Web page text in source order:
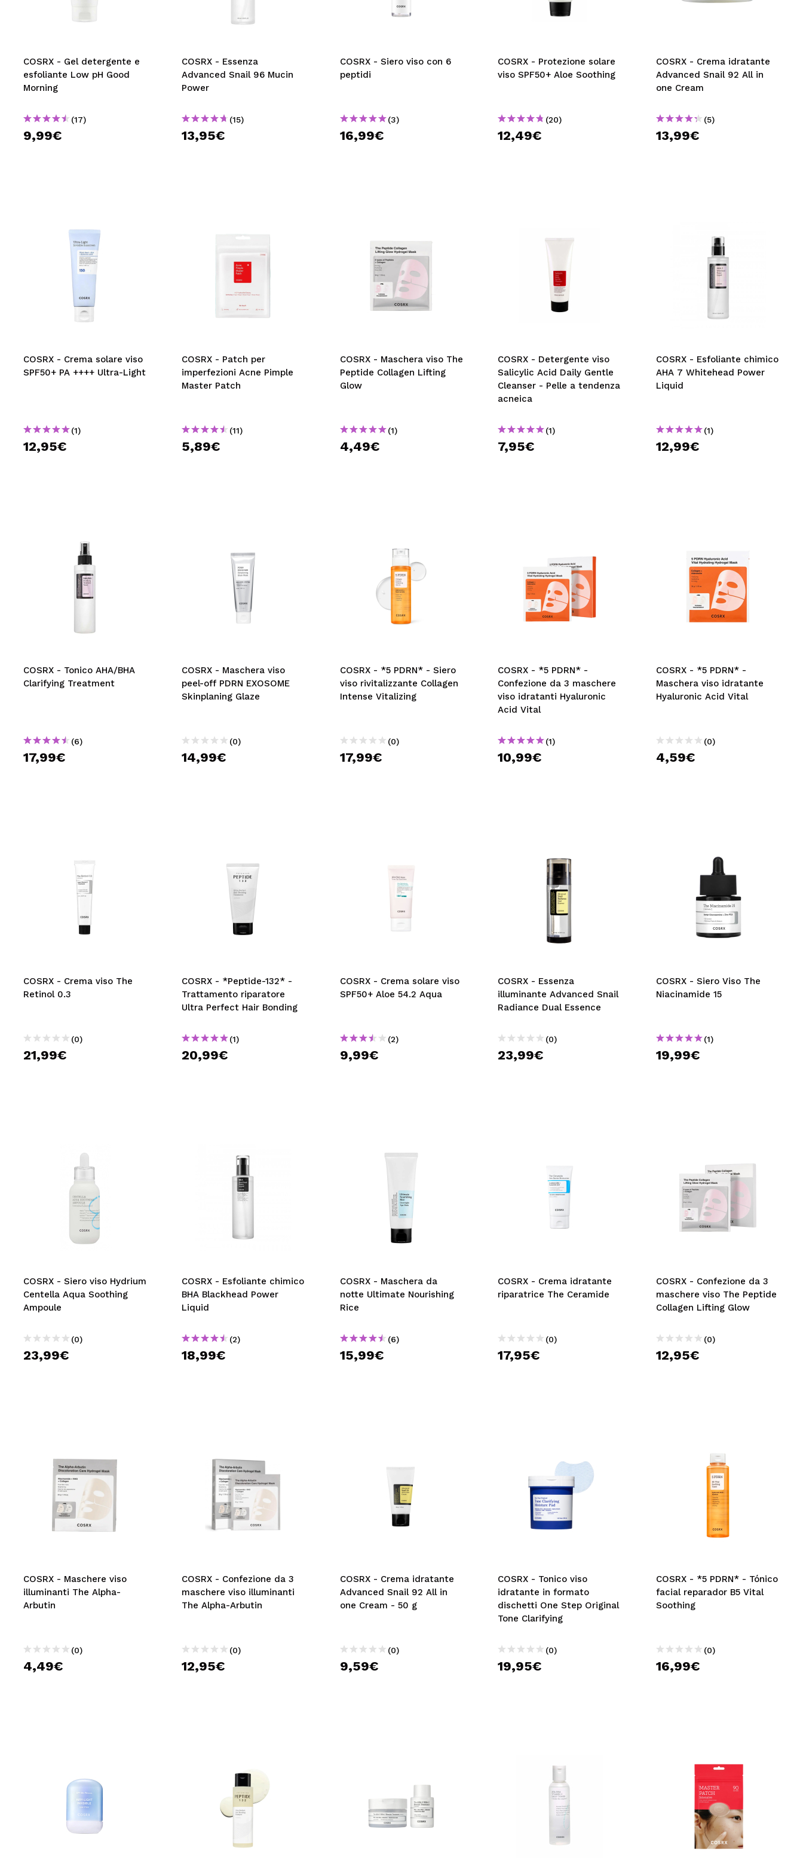
TRAVEL SIZE
NATURE
SPECIALE
COSRX - Gel detergente e
esfoliante Low pH Good
Morning
(17)
9,99€
COSRX - Essenza
Advanced Snail 96 Mucin
Power
(15)
13,95€
COSRX - Siero viso con 6
peptidi
(3)
16,99€
COSRX - Protezione solare
viso SPF50+ Aloe Soothing
(20)
12,49€
COSRX - Crema idratante
Advanced Snail 92 All in
one Cream
(5)
13,99€
COSRX - Crema solare viso
SPF50+ PA ++++ Ultra-Light
(1)
12,95€
COSRX - Patch per
imperfezioni Acne Pimple
Master Patch
(11)
5,89€
COSRX - Maschera viso The
Peptide Collagen Lifting
Glow
(1)
4,49€
COSRX - Detergente viso
Salicylic Acid Daily Gentle
Cleanser - Pelle a tendenza
acneica
(1)
7,95€
COSRX - Esfoliante chimico
AHA 7 Whitehead Power
Liquid
(1)
12,99€
COSRX - Tonico AHA/BHA
Clarifying Treatment
(6)
17,99€
COSRX - Maschera viso
peel-off PDRN EXOSOME
Skinplaning Glaze
(0)
14,99€
COSRX - *5 PDRN* - Siero
viso rivitalizzante Collagen
Intense Vitalizing
(0)
17,99€
COSRX - *5 PDRN* -
Confezione da 3 maschere
viso idratanti Hyaluronic
Acid Vital
(1)
10,99€
COSRX - *5 PDRN* -
Maschera viso idratante
Hyaluronic Acid Vital
(0)
4,59€
COSRX - Crema viso The
Retinol 0.3
(0)
21,99€
COSRX - *Peptide-132* -
Trattamento riparatore
Ultra Perfect Hair Bonding
(1)
20,99€
COSRX - Crema solare viso
SPF50+ Aloe 54.2 Aqua
(2)
9,99€
COSRX - Essenza
illuminante Advanced Snail
Radiance Dual Essence
(0)
23,99€
COSRX - Siero Viso The
Niacinamide 15
(1)
19,99€
COSRX - Siero viso Hydrium
Centella Aqua Soothing
Ampoule
(0)
23,99€
COSRX - Esfoliante chimico
BHA Blackhead Power
Liquid
(2)
18,99€
COSRX - Maschera da
notte Ultimate Nourishing
Rice
(6)
15,99€
COSRX - Crema idratante
riparatrice The Ceramide
(0)
17,95€
COSRX - Confezione da 3
maschere viso The Peptide
Collagen Lifting Glow
(0)
12,95€
COSRX - Maschere viso
illuminanti The Alpha-
Arbutin
(0)
4,49€
COSRX - Confezione da 3
maschere viso illuminanti
The Alpha-Arbutin
(0)
12,95€
COSRX - Crema idratante
Advanced Snail 92 All in
one Cream - 50 g
(0)
9,59€
COSRX - Tonico viso
idratante in formato
dischetti One Step Original
Tone Clarifying
(0)
19,95€
COSRX - *5 PDRN* - Tónico
facial reparador B5 Vital
Soothing
(0)
16,99€